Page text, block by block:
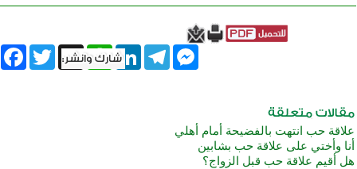
Twitter X
WhatsAppLinkedInTelegram
Messenger
علاقة حب انتهت بالفضيحة أمام أهلي
أنا وأختي على علاقة حب بشابين
هل أقيم علاقة حب قبل الزواج؟